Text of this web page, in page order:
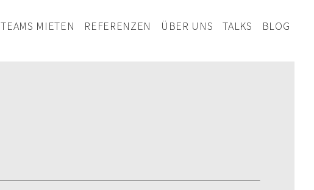
TEAMS MIETEN REFERENZEN ÜBER UNS TALKS BLOG